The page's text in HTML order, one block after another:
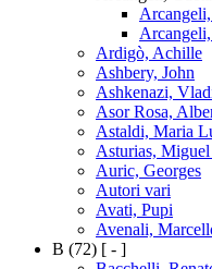
Ardigò, Achille
Ashbery, John
Ashkenazi,
Asor Rosa,
Astaldi, Maria
Asturias,
Auric, Georges
Autori vari
Avati, Pupi
Avenali,
B (72) [ - ]